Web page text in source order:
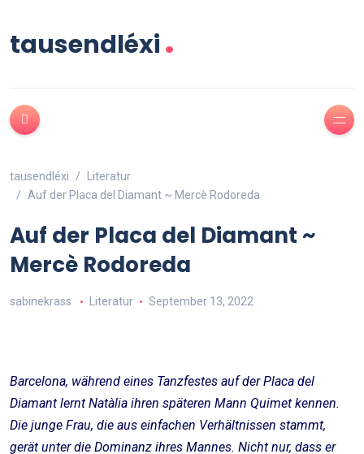
tausendléxi.
tausendléxi
Literatur
Auf der Placa del Diamant ~ Mercè Rodoreda
Auf der Placa del Diamant ~
Mercè Rodoreda
sabinekrass Literatur September 13, 2022
Barcelona, während eines Tanzfestes auf der Placa del
Diamant lernt Natàlia ihren späteren Mann Quimet kennen.
Die junge Frau, die aus einfachen Verhältnissen stammt,
gerät unter die Dominanz ihres Mannes. Nicht nur, dass er